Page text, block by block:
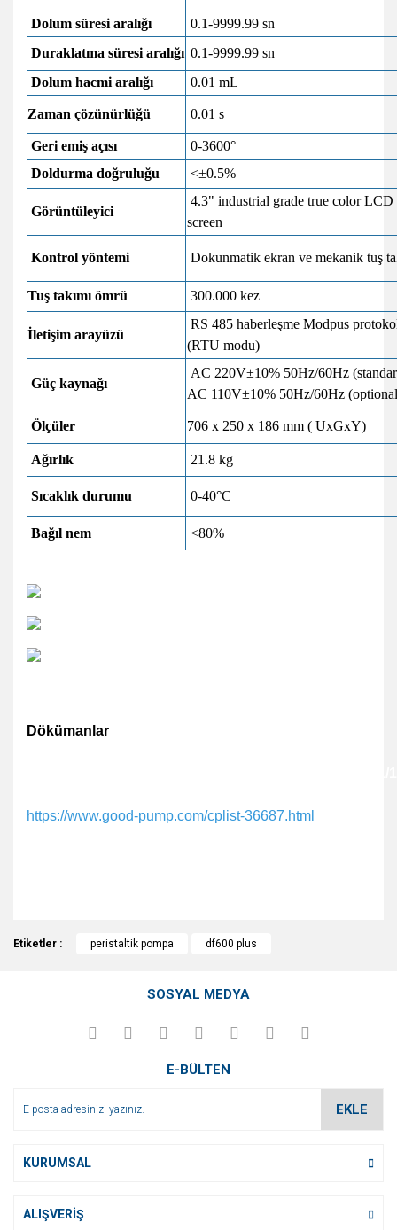
Dolum süresi aralığı
0.1-9999.99 sn
Duraklatma süresi aralığı 0.1-9999.99 sn
Dolum hacmi aralığı
0.01 mL
Zaman çözünürlüğü 0.01 s
Geri emiş açısı
0-3600°
Doldurma doğruluğu
<±0.5%
Görüntüleyici
4.3" industrial grade true color LCD
screen
Kontrol yöntemi Dokunmatik ekran ve mekanik tuş
Tuş takımı ömrü 300.000 kez
İletişim arayüzü
RS 485 haberleşme Modpus
(RTU modu)
Güç kaynağı
AC 220V±10% 50Hz/60Hz
AC 110V±10% 50Hz/60Hz
Ölçüler 706 x 250 x 186 mm ( UxGxY)
Ağırlık 21.8 kg
Sıcaklık durumu 0-40°C
Bağıl nem <80%
Dökümanlar
https://www.good-pump.com/cplist-36687.html
Bu ürüne ilk yorumu siz yapın!
konularda yetersiz gördüğünüz noktaları öneri formunu
Ürün bilgilerinde hatalar bulunuyor.
Etiketler : peristaltik pompa df600 plus
SOSYAL MEDYA
E-BÜLTEN
EKLE
KURUMSAL
ALIŞVERİŞ